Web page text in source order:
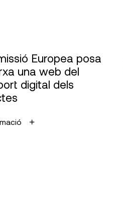
Europea posa
una web del
digital dels